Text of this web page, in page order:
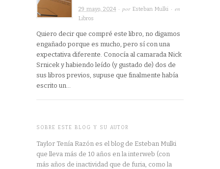
29 mayo, 2024 · porEsteban Mulki · en
Libros
Quiero decir que compré este libro, no digamos
engañado porque es mucho, pero sí con una
expectativa diferente. Conocía al camarada Nick
Srnicek y habiendo leído (y gustado de) dos de
sus libros previos, supuse que finalmente había
escrito un…
SOBRE ESTE BLOG Y SU AUTOR
Taylor Tenía Razón es el blog de Esteban Mulki
que lleva más de 10 años en la interweb (con
más años de inactividad que de furia, como la